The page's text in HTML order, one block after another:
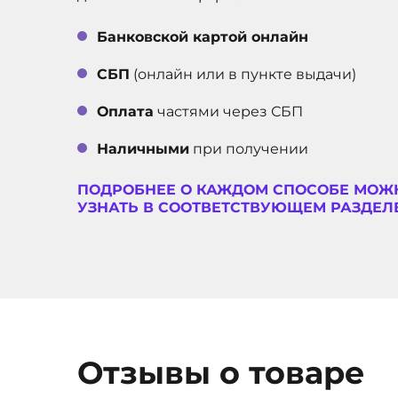
Банковской картой онлайн
СБП (онлайн или в пункте выдачи)
Оплата частями через СБП
Наличными при получении
ПОДРОБНЕЕ О КАЖДОМ СПОСОБЕ
УЗНАТЬ В СООТВЕТСТВУЮЩЕМ
Отзывы о товаре